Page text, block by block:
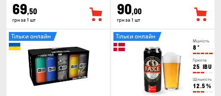
69,50
грн за 1 шт
90,00
грн за 1 шт
Тільки онлайн
Міцність
8 °
Гіркота
25 IBU
Щільність
12.5 %
Тільки онлайн